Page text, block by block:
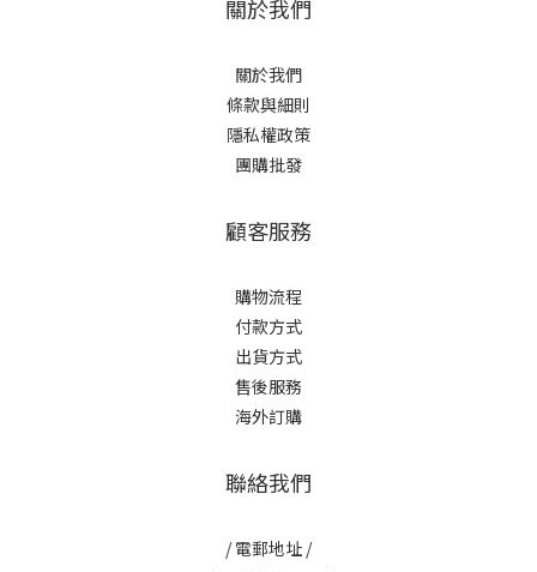
關於我們
關於我們
條款與細則
隱私權政策
團購批發
顧客服務
購物流程
付款方式
出貨方式
售後服務
海外訂購
聯絡我們
/ 電郵地址 /